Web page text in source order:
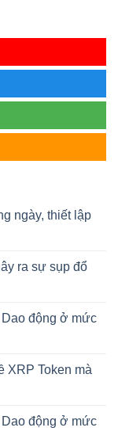
ngày, thiết lập
ra sự sụp đổ
động ở mức
XRP Token mà
động ở mức